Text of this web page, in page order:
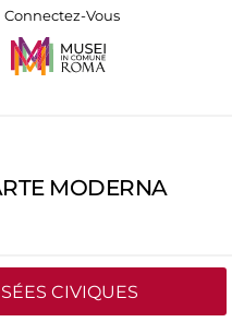
Connectez-Vous
MODERNA
CIVIQUES